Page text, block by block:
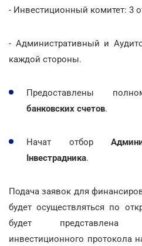
- Инвестиционный комитет: 3
- Административный и
каждой стороны.
Предоставлены
банковских счетов.
Начат отбор
Інвестрадника.
Подача заявок для
будет осуществляться по
будет представлена
инвестиционного протокола